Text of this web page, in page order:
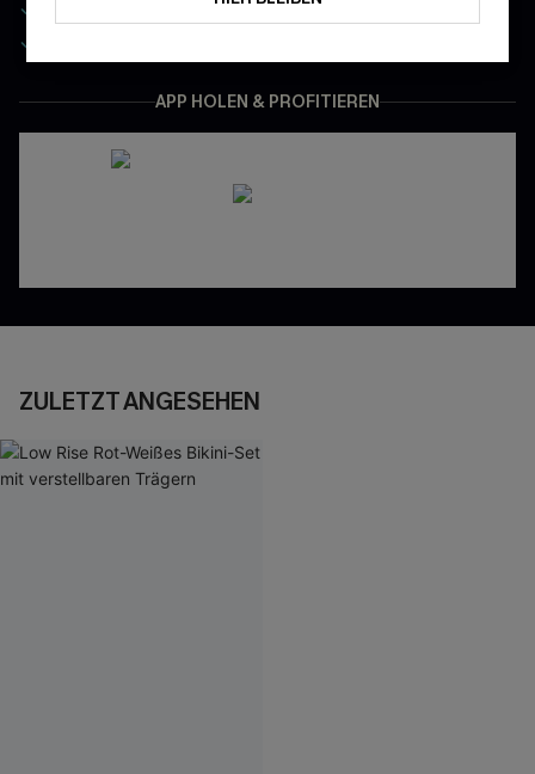
APP HOLEN & PROFITIEREN
ZULETZT ANGESEHEN